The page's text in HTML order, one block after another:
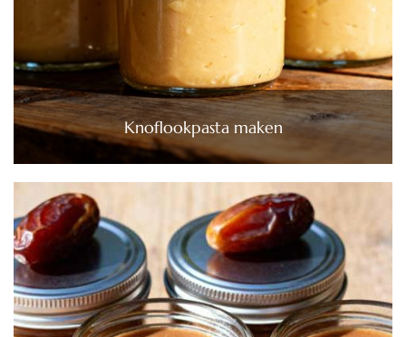
Knoflookpasta maken